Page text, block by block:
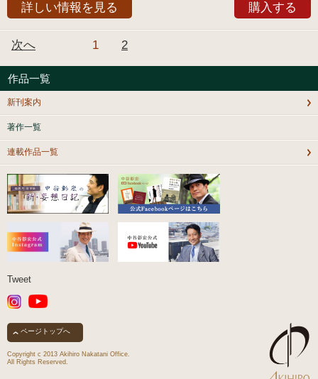
詳しい情報を見る 購入する
1 2
次へ
作品一覧
新刊案内
著作一覧
連載作品一覧
Tweet
ページトップへ
Copyright c 2013 Akihiro Nakatani Office.
All Rights Reserved.